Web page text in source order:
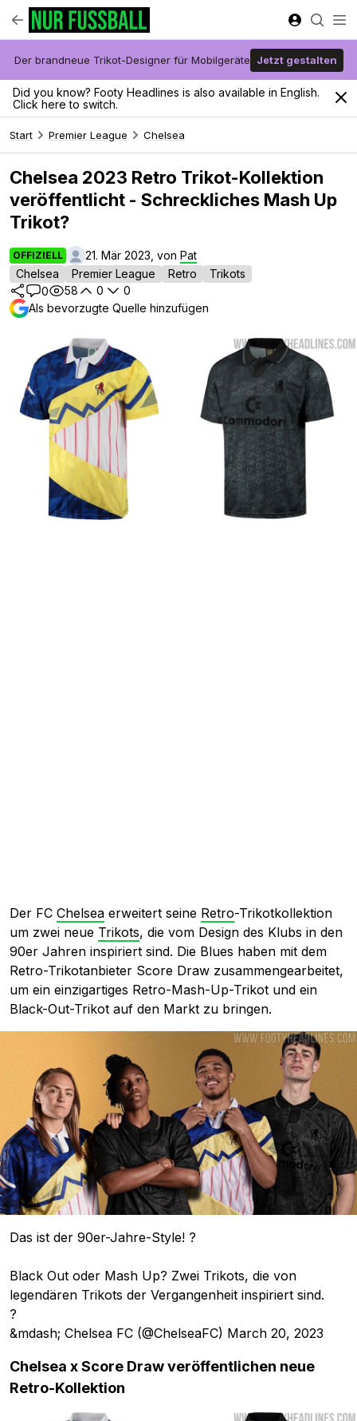
Der brandneue Trikot-Designer für Mobilgeräte Jetzt gestalten
Did you know? Footy Headlines is also available in English.
Click here to switch.
Start Premier League Chelsea
Chelsea 2023 Retro Trikot-Kollektion
veröffentlicht - Schreckliches Mash Up
Trikot?
OFFIZIELL 21. Mär 2023, von Pat
Chelsea
Premier League Retro
Trikots
0
58 0
0
Als bevorzugte Quelle hinzufügen
Der FC Chelsea erweitert seine Retro-Trikotkollektion
um zwei neue Trikots, die vom Design des Klubs in den
90er Jahren inspiriert sind. Die Blues haben mit dem
Retro-Trikotanbieter Score Draw zusammengearbeitet,
um ein einzigartiges Retro-Mash-Up-Trikot und ein
Black-Out-Trikot auf den Markt zu bringen.
Das ist der 90er-Jahre-Style! ?
Black Out oder Mash Up? Zwei Trikots, die von
legendären Trikots der Vergangenheit inspiriert sind.
?
&mdash; Chelsea FC (@ChelseaFC) March 20, 2023
Chelsea x Score Draw veröffentlichen neue
Retro-Kollektion